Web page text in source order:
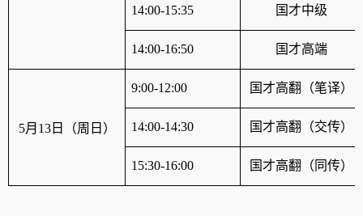
14:00-15:35 国才中级
14:00-16:50 国才高端
5月 13日（周日）
9:00-12:00 国才高翻（笔译）
14:00-14:30 国才高翻（交传）
15:30-16:00 国才高翻（同传）